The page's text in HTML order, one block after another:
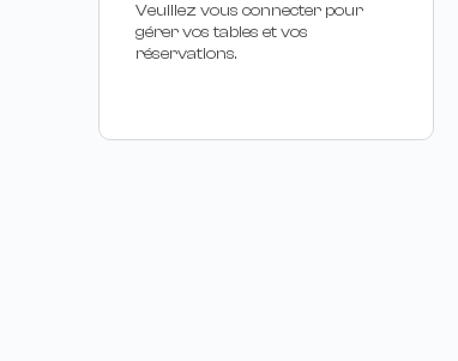
Veuillez vous connecter pour
gérer vos tables et vos
réservations.